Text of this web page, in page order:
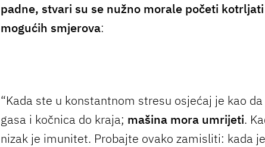
padne, stvari su se nužno morale početi
mogućih smjerova:
“Kada ste u konstantnom stresu osjećaj je kao
gasa i kočnica do kraja; mašina mora umrijeti.
nizak je imunitet. Probajte ovako zamisliti: kada